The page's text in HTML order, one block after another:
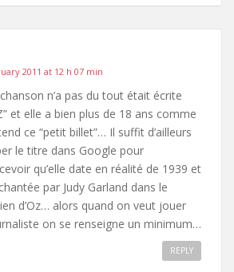
2011 at 12 h 07 min
n’a pas du tout était écrite
et elle a bien plus de 18 ans comme
ce “petit billet”… Il suffit d’ailleurs
le titre dans Google pour
qu’elle date en réalité de 1939 et
par Judy Garland dans le
d’Oz… alors quand on veut jouer
on se renseigne un minimum…
REPLY